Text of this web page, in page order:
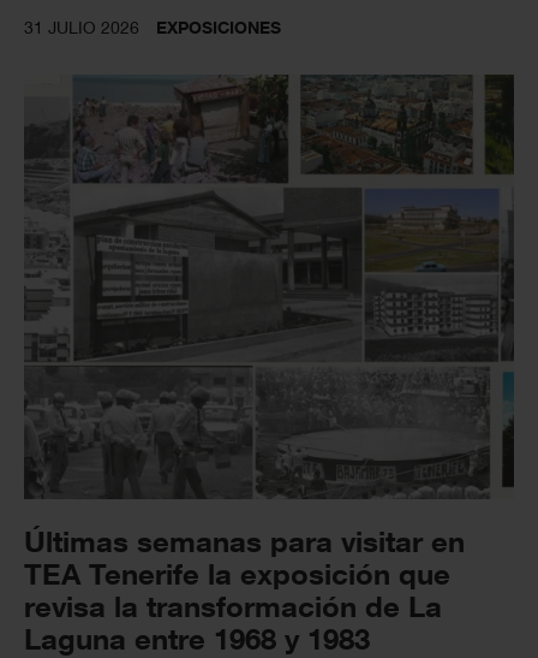
31 JULIO 2026 EXPOSICIONES
Últimas semanas para visitar en
TEA Tenerife la exposición que
revisa la transformación de La
Laguna entre 1968 y 1983